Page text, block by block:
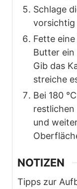
Schlage
vorsichtig
Fette
Butter ein
Gib das
streiche
Bei 180
restlichen
und
NOTIZEN
Tipps zur